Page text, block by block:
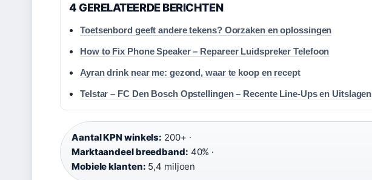
4 GERELATEERDE BERICHTEN
Toetsenbord geeft andere tekens? Oorzaken en oplossingen
How to Fix Phone Speaker – Repareer Luidspreker Telefoon
Ayran drink near me: gezond, waar te koop en recept
Telstar – FC Den Bosch Opstellingen – Recente Line-Ups en Uitslagen
Aantal KPN winkels: 200+ ·
Marktaandeel breedband: 40% ·
Mobiele klanten: 5,4 miljoen